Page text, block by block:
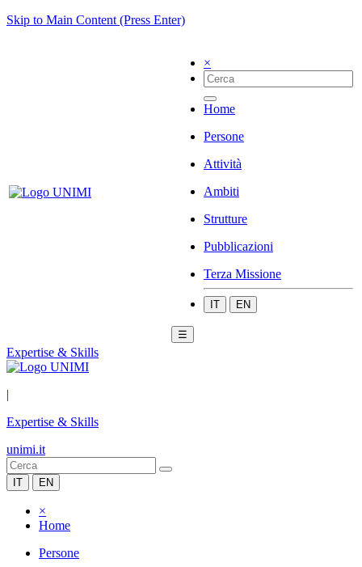
Skip to Main Content (Press Enter)
×
Home
Persone
Attività
Ambiti
Strutture
Pubblicazioni
Terza Missione
IT EN
☰
Expertise & Skills
|
Expertise & Skills
unimi.it
IT EN
×
Home
Persone